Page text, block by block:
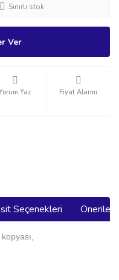
Sınırlı stok
Ver
Yaz Fiyat Alarmı
Seçenekleri